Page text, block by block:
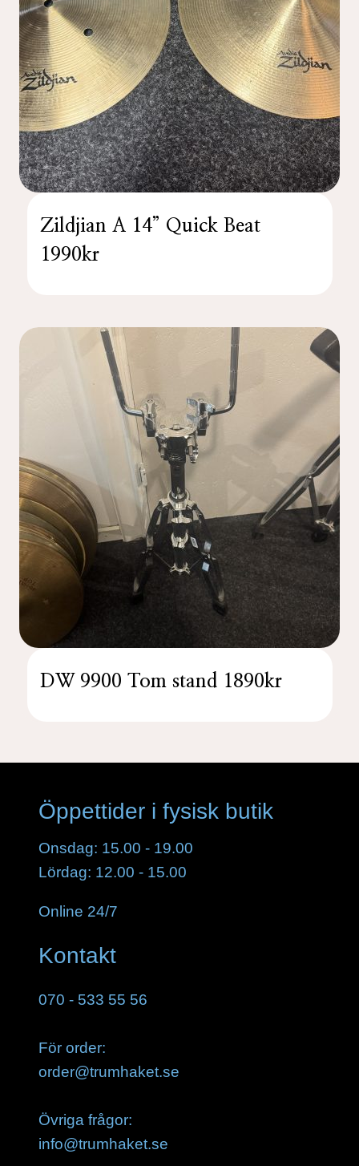
Zildjian A 14” Quick Beat
1990kr
DW 9900 Tom stand 1890kr
Öppettider i fysisk butik
Onsdag: 15.00 - 19.00
Lördag: 12.00 - 15.00
Online 24/7
Kontakt
070 - 533 55 56
För order:
order@trumhaket.se
Övriga frågor:
info@trumhaket.se